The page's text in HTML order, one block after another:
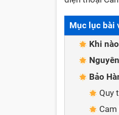
Mục lục bài
Khi
Bảo
Quy